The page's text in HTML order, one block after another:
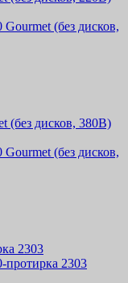
(без дисков,
(без дисков,
протирка 2303